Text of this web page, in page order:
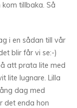
tillbaka. Så
i en sådan till vår
blir får vi se:-)
att prata lite med
lite lugnare. Lilla
dag med
det enda hon